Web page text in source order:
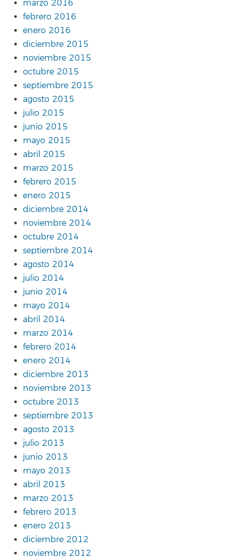
marzo 2016
febrero 2016
enero 2016
diciembre 2015
noviembre 2015
octubre 2015
septiembre 2015
agosto 2015
julio 2015
junio 2015
mayo 2015
abril 2015
marzo 2015
febrero 2015
enero 2015
diciembre 2014
noviembre 2014
octubre 2014
septiembre 2014
agosto 2014
julio 2014
junio 2014
mayo 2014
abril 2014
marzo 2014
febrero 2014
enero 2014
diciembre 2013
noviembre 2013
octubre 2013
septiembre 2013
agosto 2013
julio 2013
junio 2013
mayo 2013
abril 2013
marzo 2013
febrero 2013
enero 2013
diciembre 2012
noviembre 2012